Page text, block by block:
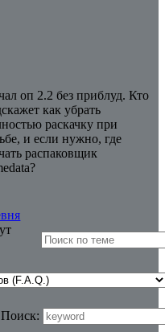
оп 2.2 без приблуд. Кто
как убрать
раскачку при
и если нужно, где
распаковщик
Поиск: